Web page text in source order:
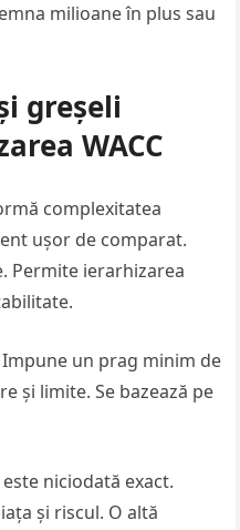
milioane în plus sau
greșeli
WACC
complexitatea
ușor de comparat.
Permite ierarhizarea
un prag minim de
și limite. Se bazează pe
niciodată exact.
și riscul. O altă